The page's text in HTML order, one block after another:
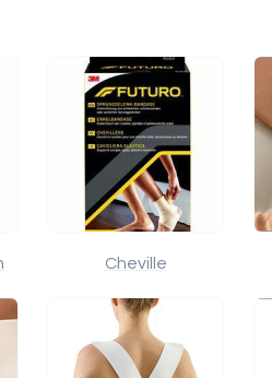
Cheville